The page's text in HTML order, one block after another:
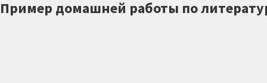
Пример домашней работы по